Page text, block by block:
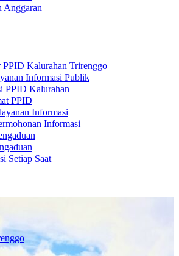
Anggaran
PPID Kalurahan Trirenggo
Informasi Publik
PPID Kalurahan
PPID
Informasi
Informasi
Setiap Saat